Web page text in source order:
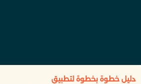
دليل خطوة بخطوة لتطبيق